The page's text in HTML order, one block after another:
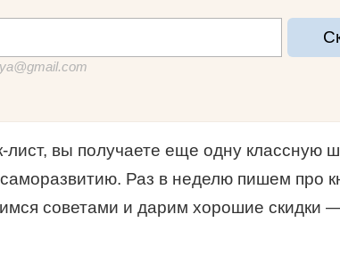
лист, вы получаете еще одну классную
Раз в неделю пишем про
советами и дарим хорошие скидки